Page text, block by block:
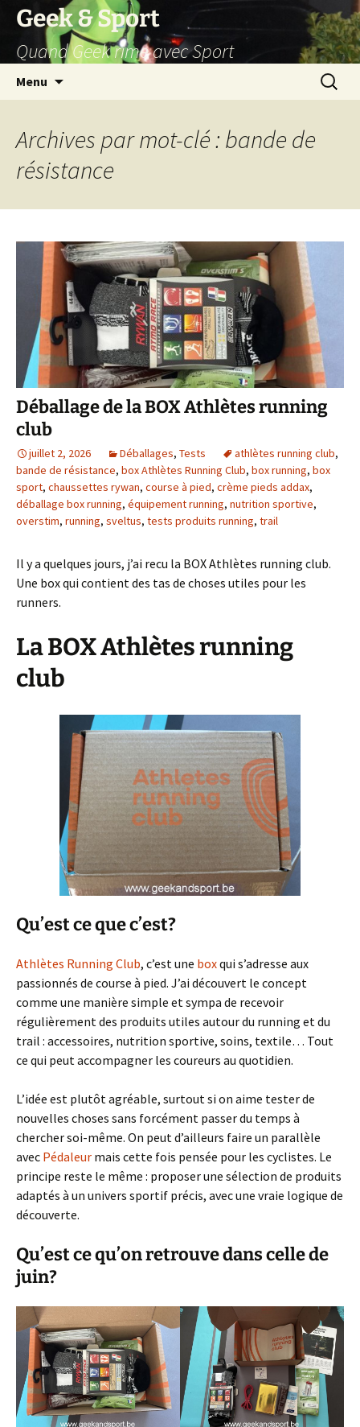
Aller
contenu
Geek & Sport
Quand Geek rime avec Sport
Menu
Archives par mot-clé : bande de
résistance
Déballage de la BOX Athlètes running
club
juillet 2, 2026 Déballages, Tests athlètes running club,
bande de résistance, box Athlètes Running Club, box running, box
sport, chaussettes rywan, course à pied, crème pieds addax,
déballage box running, équipement running, nutrition sportive,
overstim, running, sveltus, tests produits running, trail
Il y a quelques jours, j’ai recu la BOX Athlètes running club.
Une box qui contient des tas de choses utiles pour les
runners.
La BOX Athlètes running
club
Qu’est ce que c’est?
Athlètes Running Club, c’est une boxqui s’adresse aux
passionnés de course à pied. J’ai découvert le concept
comme une manière simple et sympa de recevoir
régulièrement des produits utiles autour du running et du
trail : accessoires, nutrition sportive, soins, textile… Tout
ce qui peut accompagner les coureurs au quotidien.
L’idée est plutôt agréable, surtout si on aime tester de
nouvelles choses sans forcément passer du temps à
chercher soi-même. On peut d’ailleurs faire un parallèle
avec Pédaleur mais cette fois pensée pour les cyclistes. Le
principe reste le même : proposer une sélection de produits
adaptés à un univers sportif précis, avec une vraie logique de
découverte.
Qu’est ce qu’on retrouve dans celle de
juin?